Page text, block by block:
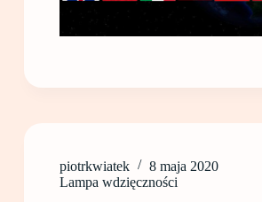
piotrkwiatek
8 maja 2020
Lampa wdzięczności